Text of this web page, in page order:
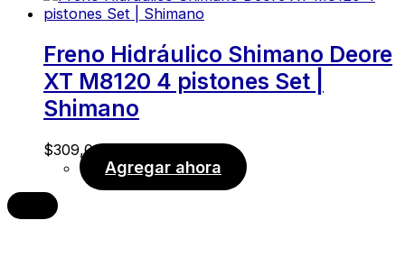
Freno Hidráulico Shimano Deore
XT M8120 4 pistones Set |
Shimano
$309,00
Agregar ahora